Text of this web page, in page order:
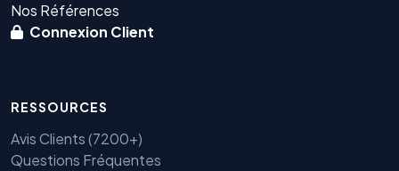
Nos Références
Connexion Client
RESSOURCES
Avis Clients (7200+)
Questions Fréquentes